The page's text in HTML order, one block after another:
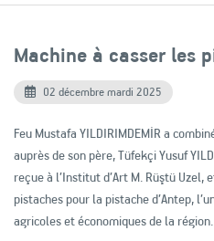
Machine à casser les
02 décembre mardi 2025
Feu Mustafa YILDIRIMDEMİR a
auprès de son père, Tüfekçi Yusuf
reçue à l’Institut d’Art M. Rüştü Uzel,
pistaches pour la pistache d’Antep,
agricoles et économiques de la région.